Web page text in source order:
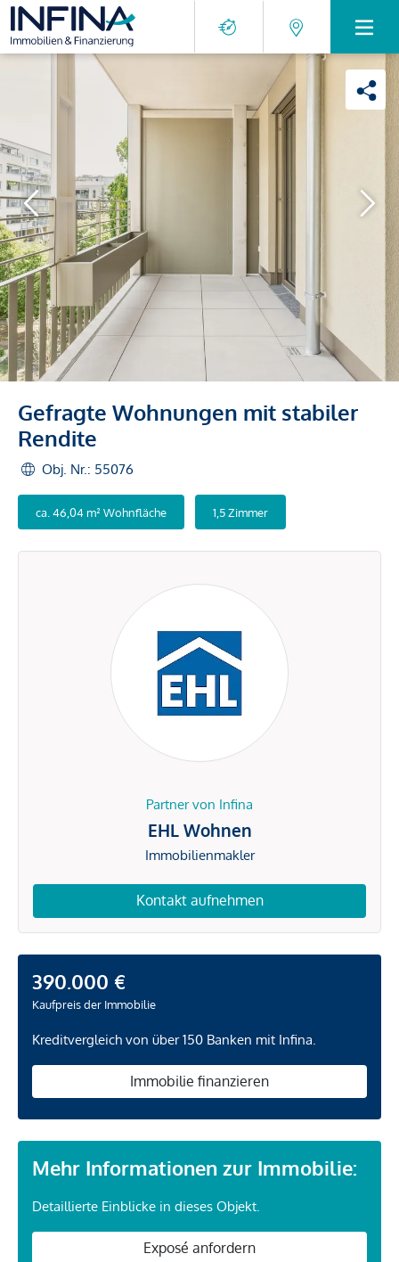
Gefragte Wohnungen mit stabiler
Rendite
Obj. Nr.: 55076
ca. 46,04 m² Wohnfläche 1,5 Zimmer
Partner von Infina
EHL Wohnen
Immobilienmakler
Kontakt aufnehmen
390.000 €
Kaufpreis der Immobilie
Kreditvergleich von über 150 Banken mit Infina.
Immobilie finanzieren
Mehr Informationen zur Immobilie:
Detaillierte Einblicke in dieses Objekt.
Exposé anfordern